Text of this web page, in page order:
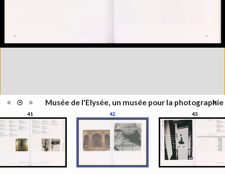
Musée de l'Elysée, un musée pour la photographie
41 42 43